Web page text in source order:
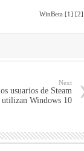
WinBeta [1 ] [2]
Next
usuarios de Steam
utilizan Windows 10